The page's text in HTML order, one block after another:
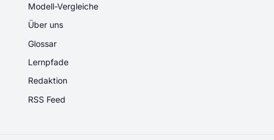
Modell-Vergleiche
Über uns
Glossar
Lernpfade
Redaktion
RSS Feed